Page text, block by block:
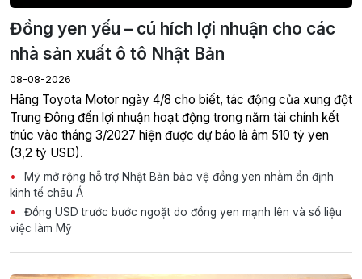
Đồng yen yếu – cú hích lợi nhuận cho các
nhà sản xuất ô tô Nhật Bản
08-08-2026
Hãng Toyota Motor ngày 4/8 cho biết, tác động của xung đột
Trung Đông đến lợi nhuận hoạt động trong năm tài chính kết
thúc vào tháng 3/2027 hiện được dự báo là âm 510 tỷ yen
(3,2 tỷ USD).
Mỹ mở rộng hỗ trợ Nhật Bản bảo vệ đồng yen nhằm ổn định
kinh tế châu Á
Đồng USD trước bước ngoặt do đồng yen mạnh lên và số liệu
việc làm Mỹ